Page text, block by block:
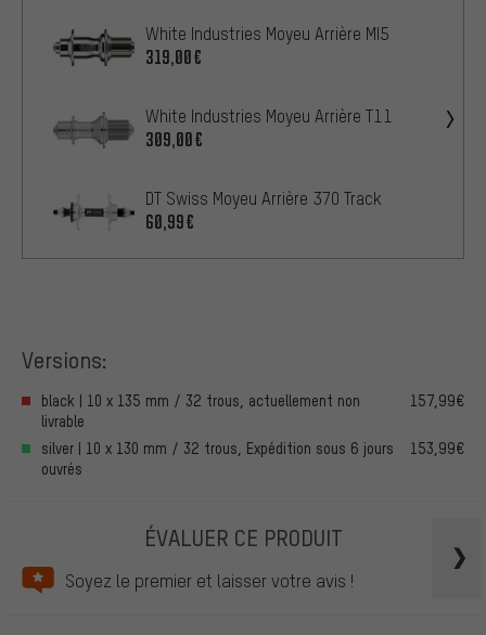
White Industries Moyeu Arrière MI5
319,00€
White Industries Moyeu Arrière T11
309,00€
DT Swiss Moyeu Arrière 370 Track
60,99€
Versions:
black | 10 x 135 mm / 32 trous, actuellement non
livrable
157,99€
silver | 10 x 130 mm / 32 trous, Expédition sous 6 jours
ouvrés
153,99€
ÉVALUER CE PRODUIT
Soyez le premier et laisser votre avis !